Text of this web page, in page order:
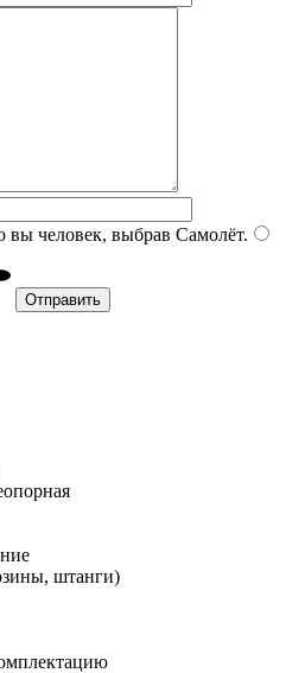
вы человек, выбрав Самолёт.
штанги)